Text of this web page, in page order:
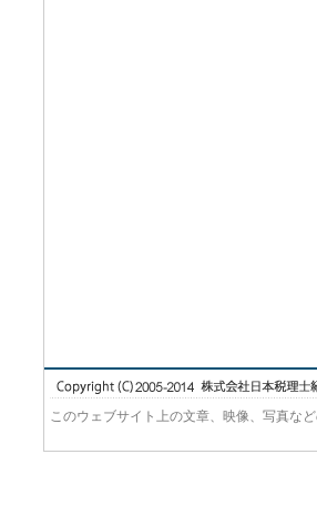
このウェブサイト上の文章、映像、写真な